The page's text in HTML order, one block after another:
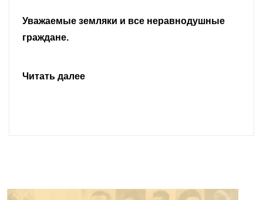
Уважаемые земляки и все неравнодушные
граждане.
Читать далее